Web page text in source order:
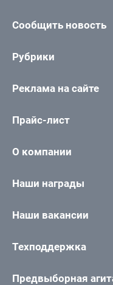
Сообщить новость
Рубрики
Реклама на сайте
Прайс-лист
О компании
Наши награды
Наши вакансии
Техподдержка
Предвыборная